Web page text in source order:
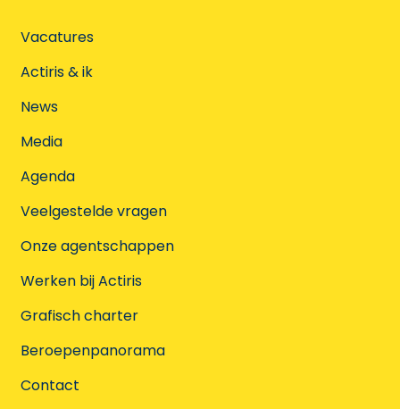
Vacatures
Actiris & ik
News
Media
Agenda
Veelgestelde vragen
Onze agentschappen
Werken bij Actiris
Grafisch charter
Beroepenpanorama
Contact